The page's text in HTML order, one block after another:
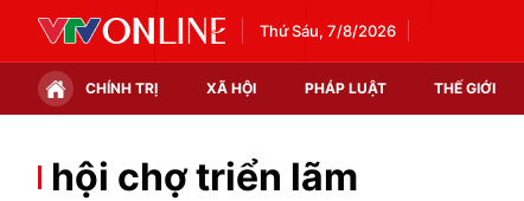
Thứ Sáu, 7/8/2026
CHÍNH TRỊ XÃ HỘI PHÁP LUẬT THẾ GIỚI
Chính trị
hội chợ triển lãm